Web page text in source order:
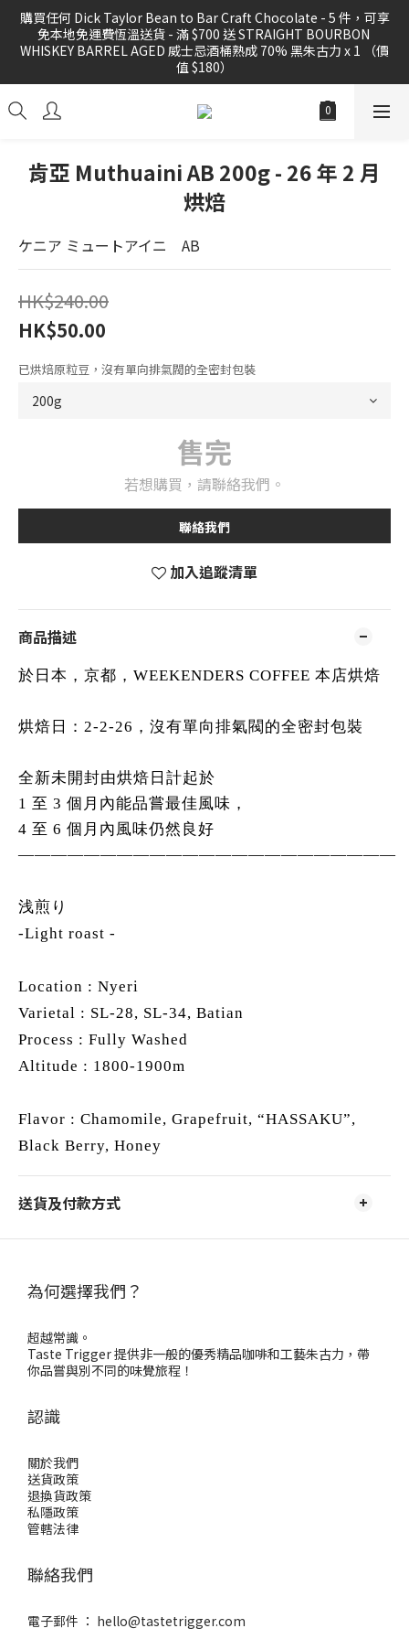
購買任何 Dick Taylor Bean to Bar Craft Chocolate - 5 件，可享
免本地免運費恆溫送貨 - 滿 $700 送 STRAIGHT BOURBON
WHISKEY BARREL AGED 威士忌酒桶熟成 70% 黑朱古力 x 1 （價
值 $180）
購買任何 Dick Taylor Bean to Bar Craft Chocolate - 5 件，可享
免本地免運費恆溫送貨 - 滿 $700 送 STRAIGHT BOURBON
WHISKEY BARREL AGED 威士忌酒桶熟成 70% 黑朱古力 x 1 （價
值 $180）
購買任何 精品咖啡豆 或 滴漏掛耳滿 3 件，可享免運費本地送貨優
FREE local shipping for order 3 PCS of specialty coffee beans
購買任何 Dick Taylor Bean to Bar Craft Chocolate - 5 件，可享
WHISKEY BARREL AGED 威士忌酒桶熟成 70% 黑朱古力 x 1 （價
肯亞 Muthuaini AB 200g - 26 年 2 月
烘焙
ケニア ミュートアイニ　AB
HK$240.00
HK$50.00
已烘焙原粒豆，沒有單向排氣閥的全密封包裝
售完
若想購買，請聯絡我們。
聯絡我們
加入追蹤清單
商品描述
於日本，京都，WEEKENDERS COFFEE 本店烘焙
烘焙日：2-2-26，沒有單向排氣閥的全密封包裝
全新未開封由烘焙日計起於
1 至 3 個月內能品嘗最佳風味，
4 至 6 個月內風味仍然良好
———————————————————————
浅煎り
-Light roast -
Location : Nyeri
Varietal : SL-28, SL-34, Batian
Process : Fully Washed
Altitude : 1800-1900m
Flavor : Chamomile, Grapefruit, “HASSAKU”,
Black Berry, Honey
送貨及付款方式
為何選擇我們？
超越常識。
Taste Trigger 提供非一般的優秀精品咖啡和工藝朱古力，帶
你品嘗與別不同的味覺旅程！
認識
關於我們
送貨政策
退換貨政策
私隱政策
管轄法律
聯絡我們
電子郵件 ： hello@tastetrigger.com